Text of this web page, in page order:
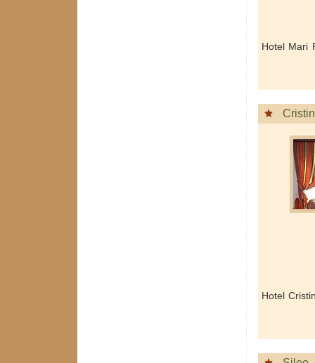
Hotel Mari
Hotel